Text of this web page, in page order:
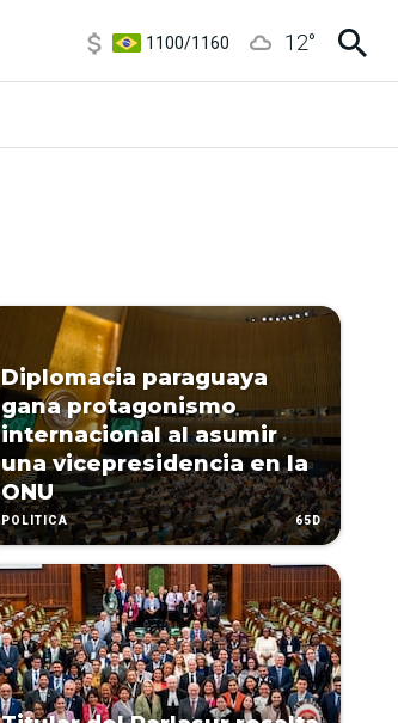
1100/1160
12°
Diplomacia paraguaya
gana protagonismo
internacional al asumir
una vicepresidencia en la
ONU
POLÍTICA 65D